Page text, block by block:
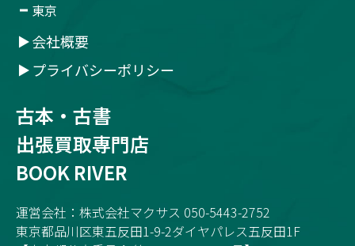
東京
会社概要
プライバシーポリシー
古本・古書
出張買取専門店
BOOK RIVER
運営会社：株式会社マクサス 050-5443-2752
東京都品川区東五反田1-9-2ダイヤパレス五反田1F